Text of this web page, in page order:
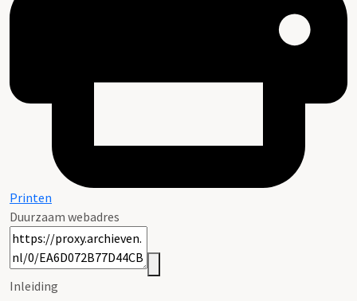
Printen
Duurzaam webadres
Inleiding